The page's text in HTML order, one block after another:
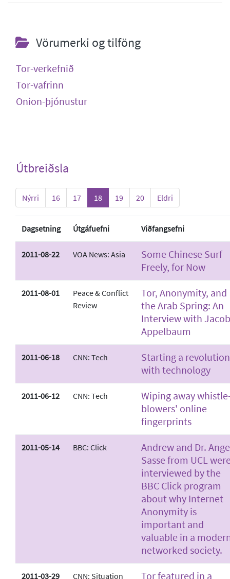
Vörumerki og tilföng
Tor-verkefnið
Tor-vafrinn
Onion-þjónustur
Útbreiðsla
Nýrri 16 17 18 19 20 Eldri
Dagsetning Útgáfuefni Viðfangsefni
2011-08-22 VOA News: Asia
Some Chinese Surf
Freely, for Now
2011-08-01
Peace & Conflict
Review
Tor, Anonymity, and
the Arab Spring: An
Interview with Jacob
Appelbaum
2011-06-18 CNN: Tech
Starting a revolution
with technology
2011-06-12 CNN: Tech
Wiping away
blowers' online
fingerprints
2011-05-14 BBC: Click
Andrew and Dr.
Sasse from UCL
interviewed by the
BBC Click program
about why Internet
Anonymity is
important and
valuable in a
networked society.
2011-03-29
CNN: Situation
Tor featured in a